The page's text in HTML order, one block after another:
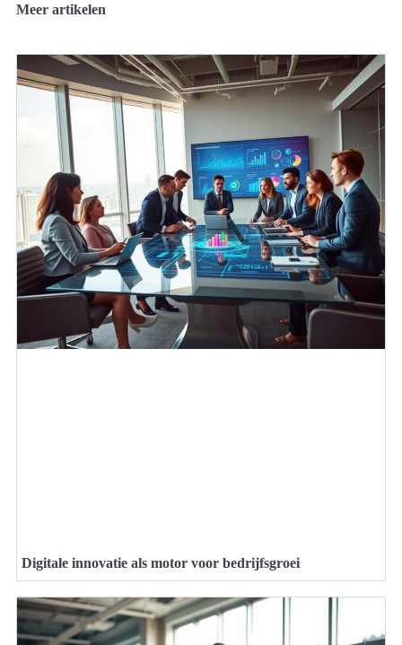
Meer artikelen
Digitale innovatie als motor voor bedrijfsgroei